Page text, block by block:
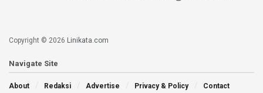
Copyright © 2026 Linikata.com
Navigate Site
About Redaksi Advertise Privacy & Policy Contact